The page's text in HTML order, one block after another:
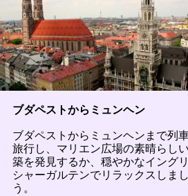
ブダペストからミュンヘン
ブダペストからミュンヘンまで列
旅行し、マリエン広場の素晴らし
築を発見するか、穏やかなイング
シャーガルテンでリラックスしま
う。